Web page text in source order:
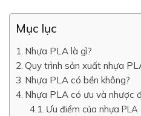
Mục lục
Nhựa PLA là gì?
Quy trình sản xuất nhựa
Nhựa PLA có bền không?
Nhựa PLA có ưu và nhược
Ưu điểm của nhựa PLA